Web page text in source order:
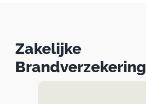
Zakelijke
Brandverzekering